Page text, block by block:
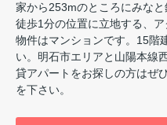
家から253mのところにみな
徒歩1分の位置に立地する、
物件はマンションです。15階
い。明石市エリアと山陽本線
貸アパートをお探しの方はぜ
を下さい。